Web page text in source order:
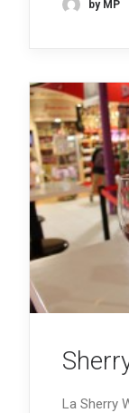
by MP
La Sherry